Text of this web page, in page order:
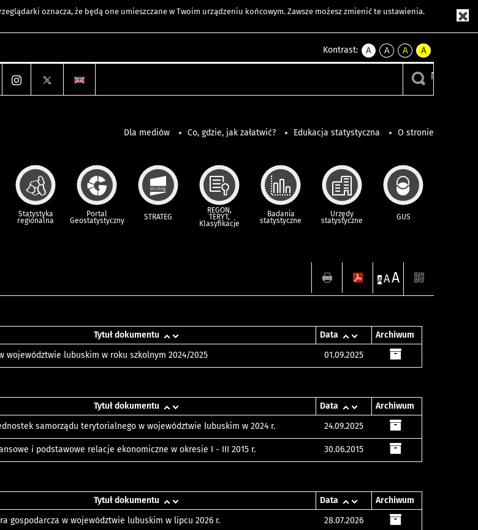
oznacza, że będą one umieszczane w Twoim urządzeniu końcowym. Zawsze możesz zmienić te ustawienia.
Kontrast:
A
kontrast
A
kontrast
czarnym
A
kontrast
żółty
tekst
czarnym
A
kontrast
czarny
tekst
żółtym
Dla mediów Co, gdzie, jak załatwić? Edukacja statystyczna O stronie
Statystyka
regionalna
Portal
Geostatystyczny STRATEG
REGON,
TERYT,
Klasyfikacje
Badania
statystyczne
Urzędy
statystyczne GUS
A AA
Tytuł dokumentu Data
Archiwum
województwie lubuskim w roku szkolnym 2024/2025 01.09.2025
Tytuł dokumentu Data
Archiwum
samorządu terytorialnego w województwie lubuskim w 2024 r. 24.09.2025
i podstawowe relacje ekonomiczne w okresie I - III 2015 r. 30.06.2015
Tytuł dokumentu Data
Archiwum
gospodarcza w województwie lubuskim w lipcu 2026 r. 28.07.2026